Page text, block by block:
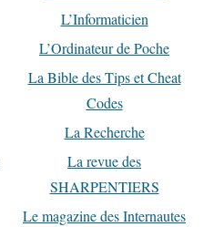
L’Informaticien
L’Ordinateur de Poche
La Bible des Tips et Cheat
Codes
La Recherche
La revue des
SHARPENTIERS
Le magazine des Internautes